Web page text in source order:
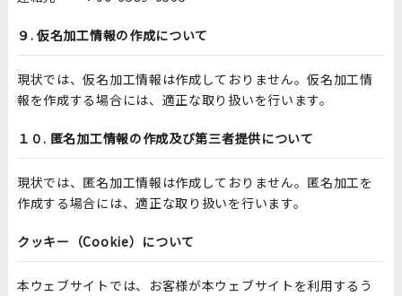
９. 仮名加工情報の作成について
現状では、仮名加工情報は作成しておりません。仮名加工情
報を作成する場合には、適正な取り扱いを行います。
１０. 匿名加工情報の作成及び第三者提供について
現状では、匿名加工情報は作成しておりません。匿名加工を
作成する場合には、適正な取り扱いを行います。
クッキー（Cookie）について
本ウェブサイトでは、お客様が本ウェブサイトを利用するう